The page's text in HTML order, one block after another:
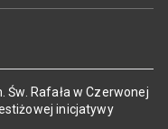
Rafała w Czerwonej
inicjatywy